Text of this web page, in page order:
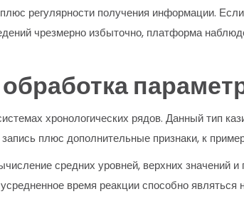
регулярности получения информации.
чрезмерно избыточно, платформа
хронологических рядов. Данный тип
плюс дополнительные признаки, к
средних уровней, верхних
время реакции способно